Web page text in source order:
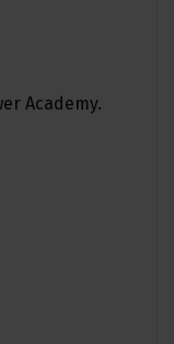
Academy.